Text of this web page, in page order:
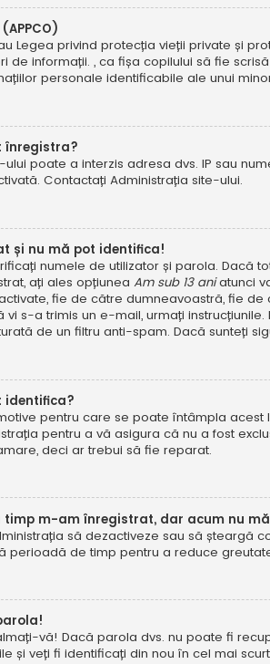
Legea privind protecția vieții private și
de informații. , ca fișa copilului să fie
personale identificabile ale unui
înregistra?
ului poate a interzis adresa dvs. IP sau
Contactați Administrația site-ului.
și nu mă pot identifica!
numele de utilizator și parola. Dacă
ați ales opțiunea Am sub 13 aniatunci
fie de către dumneavoastră, fie
vi s-a trimis un e-mail, urmați
de un filtru anti-spam. Dacă sunteți
identifica?
pentru care se poate întâmpla
pentru a vă asigura că nu a fost
deci ar trebui să fie reparat.
timp m-am înregistrat, dar acum nu
să dezactiveze sau să șteargă
perioadă de timp pentru a reduce
vă! Dacă parola dvs. nu poate fi
și veți fi identificați din nou în cel mai